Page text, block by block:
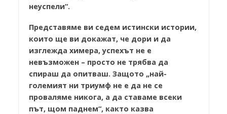
неуспели“.
Представяме ви седем истински истории,
които ще ви докажат, че дори и да
изглежда химера, успехът не е
невъзможен – просто не трябва да
спираш да опитваш. Защото „най-
големият ни триумф не е да не се
проваляме никога, а да ставаме всеки
път, щом паднем“, както казва